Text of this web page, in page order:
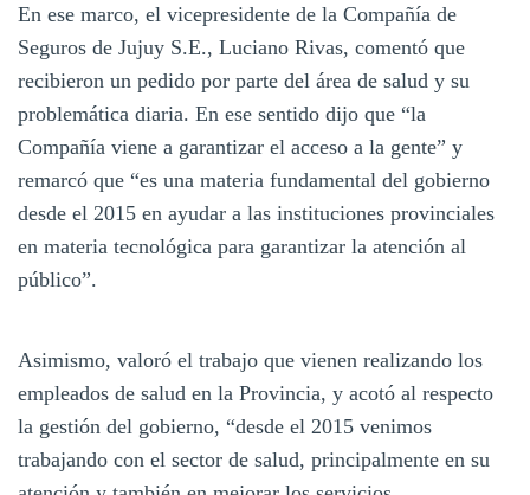
En ese marco, el vicepresidente de la Compañía de
Seguros de Jujuy S.E., Luciano Rivas, comentó que
recibieron un pedido por parte del área de salud y su
problemática diaria. En ese sentido dijo que “la
Compañía viene a garantizar el acceso a la gente” y
remarcó que “es una materia fundamental del gobierno
desde el 2015 en ayudar a las instituciones provinciales
en materia tecnológica para garantizar la atención al
público”.
Asimismo, valoró el trabajo que vienen realizando los
empleados de salud en la Provincia, y acotó al respecto
la gestión del gobierno, “desde el 2015 venimos
trabajando con el sector de salud, principalmente en su